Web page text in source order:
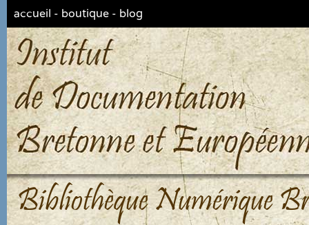
accueil - boutique - blog
Bibliothèque Numérique